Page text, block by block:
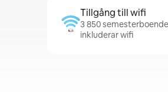
Tillgång till wifi
3 850
inkluderar wifi